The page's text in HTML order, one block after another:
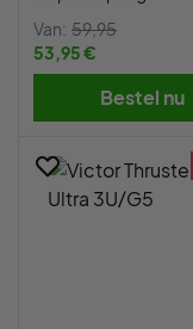
Van: 59,95
53,95 €
Bestel nu